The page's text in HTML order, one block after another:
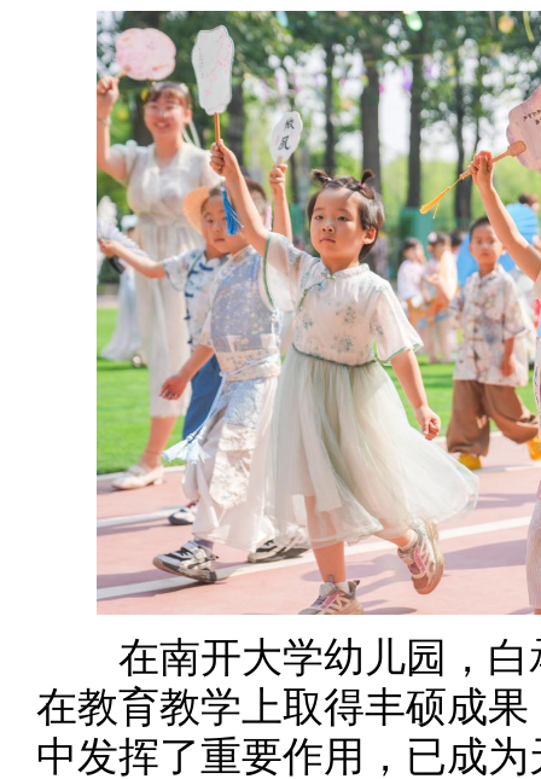
在南开大学幼儿园，
在教育教学上取得丰硕成
中发挥了重要作用，已成